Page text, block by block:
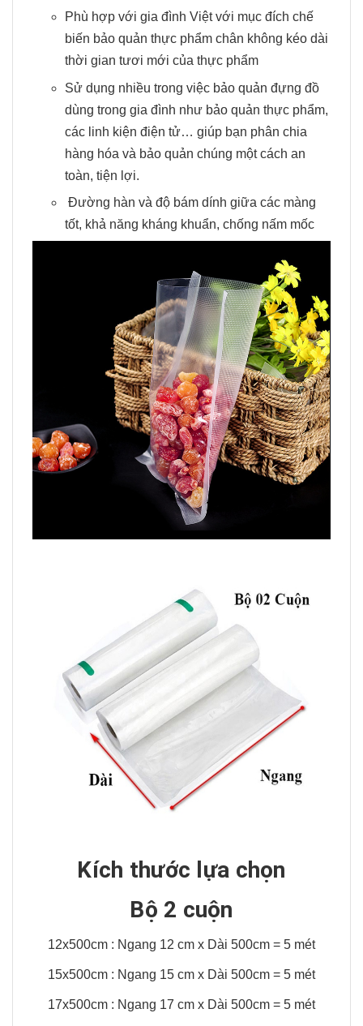
Phù hợp với gia đình Việt với mục đích chế
biến bảo quản thực phẩm chân không kéo dài
thời gian tươi mới của thực phẩm
Sử dụng nhiều trong việc bảo quản đựng đồ
dùng trong gia đình như bảo quản thực phẩm,
các linh kiện điện tử… giúp bạn phân chia
hàng hóa và bảo quản chúng một cách an
toàn, tiện lợi.
Đường hàn và độ bám dính giữa các màng
tốt, khả năng kháng khuẩn, chống nấm mốc
Kích thước lựa chọn
Bộ 2 cuộn
12x500cm : Ngang 12 cm x Dài 500cm = 5 mét
15x500cm : Ngang 15 cm x Dài 500cm = 5 mét
17x500cm : Ngang 17 cm x Dài 500cm = 5 mét